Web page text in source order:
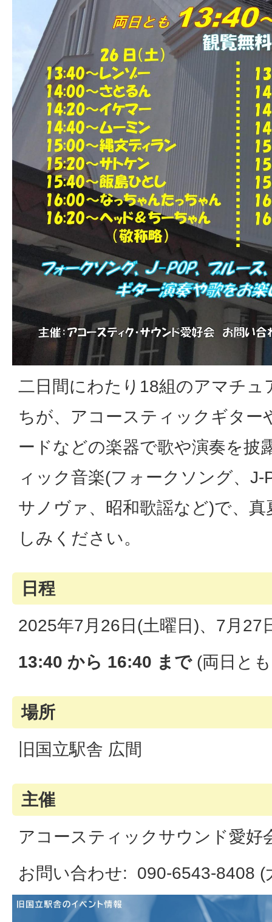
二日間にわたり18組のアマチュ
ちが、アコースティックギター
ードなどの楽器で歌や演奏を披
ィック音楽(フォークソング、
サノヴァ、昭和歌謡など)で、
しみください。
日程
2025年7月26日(土曜日)、7月27
13:40 から 16:40 まで (両日と
場所
旧国立駅舎 広間
主催
アコースティックサウンド愛好
お問い合わせ: 090-6543-8408 (